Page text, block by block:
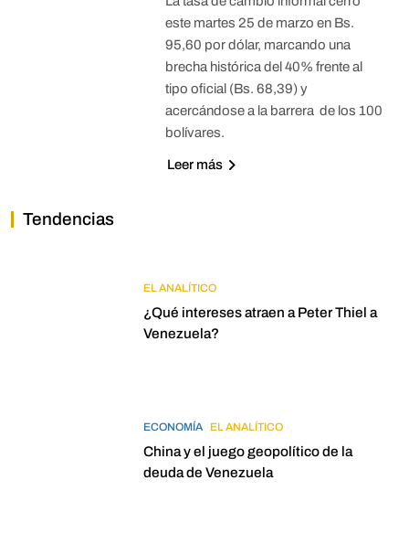
este martes 25 de marzo en Bs.
95,60 por dólar, marcando una
brecha histórica del 40% frente al
tipo oficial (Bs. 68,39) y
acercándose a la barrera de los 100
bolívares.
Leer más
Tendencias
EL ANALÍTICO
¿Qué intereses atraen a Peter Thiel a
Venezuela?
ECONOMÍA EL ANALÍTICO
China y el juego geopolítico de la
deuda de Venezuela